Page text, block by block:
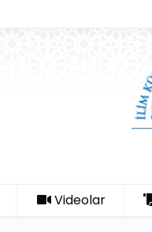
Videolar